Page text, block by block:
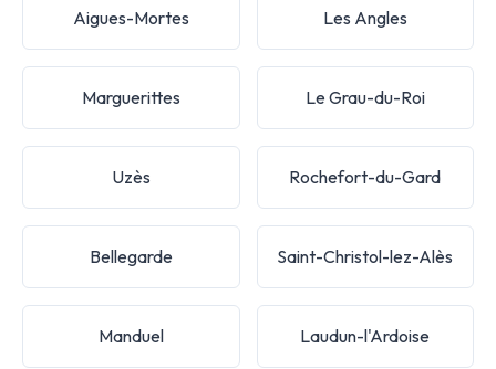
Aigues-Mortes Les Angles
Marguerittes Le Grau-du-Roi
Uzès Rochefort-du-Gard
Bellegarde Saint-Christol-lez-Alès
Manduel Laudun-l'Ardoise